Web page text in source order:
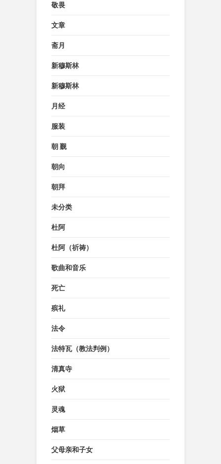
敬畏
文章
斋月
新穆斯林
新穆斯林
月经
服装
朝 觐
朝向
朝拜
未分类
杜阿
杜阿（祈祷）
歌曲和音乐
死亡
殡礼
法令
法特瓦（教法判例）
清真寺
火狱
灵魂
烟草
父母亲和子女